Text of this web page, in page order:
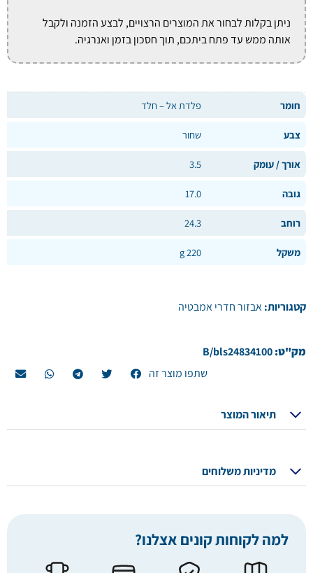
ניתן בקלות לבחור את המוצרים הרצויים, לבצע הזמנה ולקבל
אותה ממש עד פתח ביתכם, תוך חסכון בזמן ואנרגיה.
חומר פלדת אל – חלד
צבע שחור
אורך / עומק 3.5
גובה 17.0
רוחב 24.3
משקל 220 g
קטגוריות:אבזור חדרי אמבטיה
מק"ט:B/bls24834100
שתפו מוצר זה
תיאור המוצר
מדיניות משלוחים
למה לקוחות קונים אצלנו?